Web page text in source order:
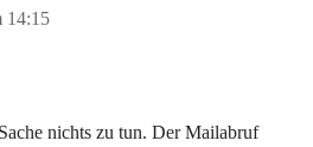
14:15
nichts zu tun. Der Mailabruf